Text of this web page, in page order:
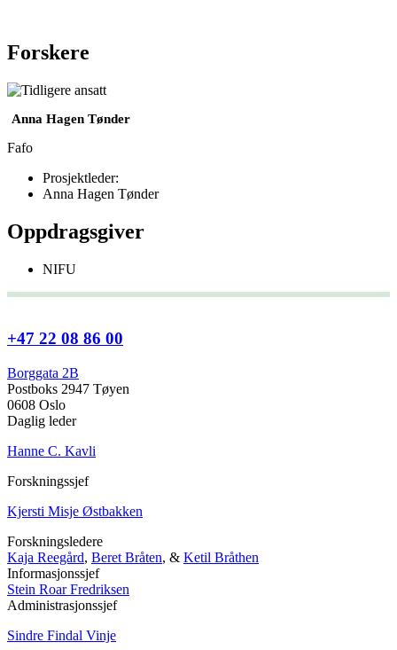
Forskere
Anna Hagen Tønder
Fafo
Prosjektleder:
Anna Hagen Tønder
Oppdragsgiver
NIFU
+47 22 08 86 00
Borggata 2B
Postboks 2947 Tøyen
0608 Oslo
Daglig leder
Hanne C. Kavli
Forskningssjef
Kjersti Misje Østbakken
Forskningsledere
Kaja Reegård, Beret Bråten, & Ketil Bråthen
Informasjonssjef
Stein Roar Fredriksen
Administrasjonssjef
Sindre Findal Vinje